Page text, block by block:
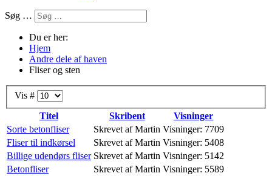
Søg …
Du er her:
Hjem
Andre dele af haven
Fliser og sten
Vis #
Titel
Skribent
Visninger
Sorte betonfliser
Skrevet af Martin Visninger: 7709
Fliser til indkørsel
Skrevet af Martin Visninger: 5408
Billige udendørs fliser Skrevet af Martin Visninger: 5142
Betonfliser
Skrevet af Martin Visninger: 5589